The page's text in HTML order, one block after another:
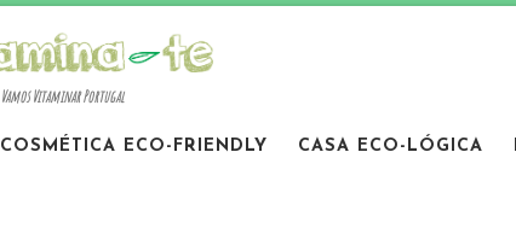
Vamos Vitaminar Portugal
COSMÉTICA ECO-FRIENDLY CASA ECO-LÓGICA